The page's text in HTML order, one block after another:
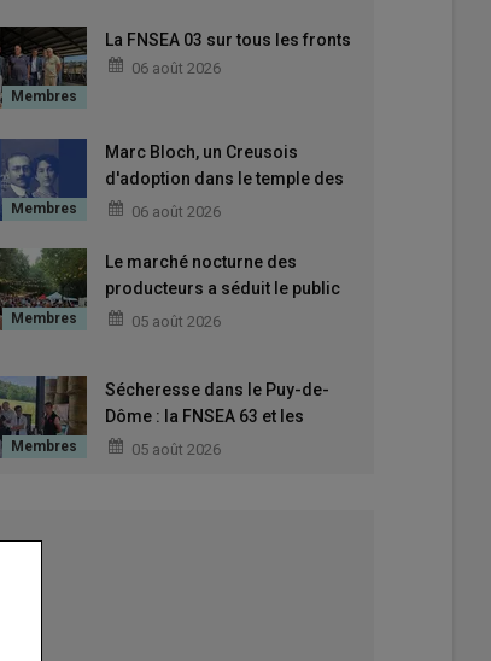
La FNSEA 03 sur tous les fronts
06 août 2026
Marc Bloch, un Creusois
d'adoption dans le temple des
grands Hommes
06 août 2026
Le marché nocturne des
producteurs a séduit le public
au Puy-en-Velay
05 août 2026
Sécheresse dans le Puy-de-
Dôme : la FNSEA 63 et les
Jeunes Agriculteurs interpellent
05 août 2026